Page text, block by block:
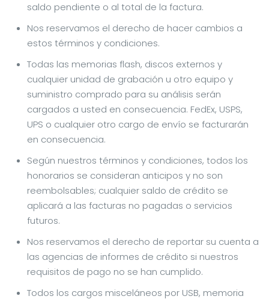
saldo pendiente o al total de la factura.
Nos reservamos el derecho de hacer cambios a
estos términos y condiciones.
Todas las memorias flash, discos externos y
cualquier unidad de grabación u otro equipo y
suministro comprado para su análisis serán
cargados a usted en consecuencia. FedEx, USPS,
UPS o cualquier otro cargo de envío se facturarán
en consecuencia.
Según nuestros términos y condiciones, todos los
honorarios se consideran anticipos y no son
reembolsables; cualquier saldo de crédito se
aplicará a las facturas no pagadas o servicios
futuros.
Nos reservamos el derecho de reportar su cuenta a
las agencias de informes de crédito si nuestros
requisitos de pago no se han cumplido.
Todos los cargos misceláneos por USB, memoria